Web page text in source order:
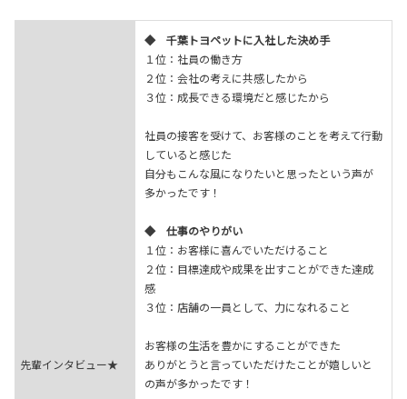
先輩インタビュー★
◆ 千葉トヨペットに入社した決め手
１位：社員の働き方
２位：会社の考えに共感したから
３位：成長できる環境だと感じたから
社員の接客を受けて、お客様のことを考えて行動
していると感じた
自分もこんな風になりたいと思ったという声が
多かったです！
◆ 仕事のやりがい
１位：お客様に喜んでいただけること
２位：目標達成や成果を出すことができた達成
感
３位：店舗の一員として、力になれること
お客様の生活を豊かにすることができた
ありがとうと言っていただけたことが嬉しいと
の声が多かったです！